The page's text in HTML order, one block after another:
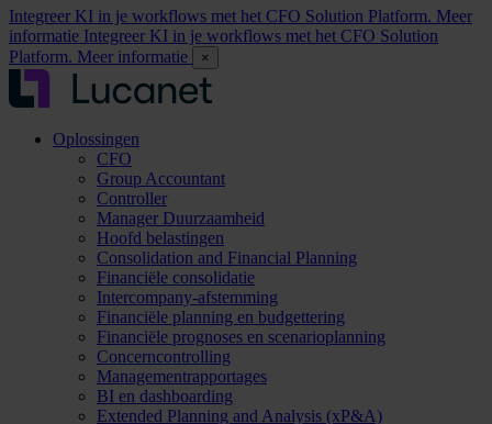
Integreer KI in je workflows met het CFO Solution Platform. Meer
informatie Integreer KI in je workflows met het CFO Solution
Platform. Meer informatie
×
Oplossingen
CFO
Group Accountant
Controller
Manager Duurzaamheid
Hoofd belastingen
Consolidation and Financial Planning
Financiële consolidatie
Intercompany-afstemming
Financiële planning en budgettering
Financiële prognoses en scenarioplanning
Concerncontrolling
Managementrapportages
BI en dashboarding
Extended Planning and Analysis (xP&A)